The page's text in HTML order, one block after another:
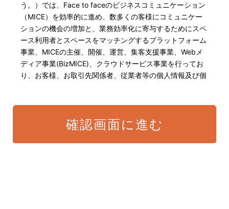
う。）では、Face to faceのビジネスコミュニケーション
（MICE）を効率的に進め、数多くの客様にコミュニケー
ションの機会の増加と、業務効率化に寄与するためにスペ
ース利用者とスペースをマッチングするプラットフォーム
事業、MICEの主催、開催、運営、集客支援事業、Webメ
ディア事業(BizMICE)、クラウドサービス事業を行ってお
り、お客様、お取引先関係者、従業者等の個人情報及び個
保護、個人情報に関する法規制等を遵守致します。 また、
以下に示す方針を具現化するための個人情報保護マネジメ
ントシステムを構築し、最新のIT技術の動向、社会的要請
確認画面に進む